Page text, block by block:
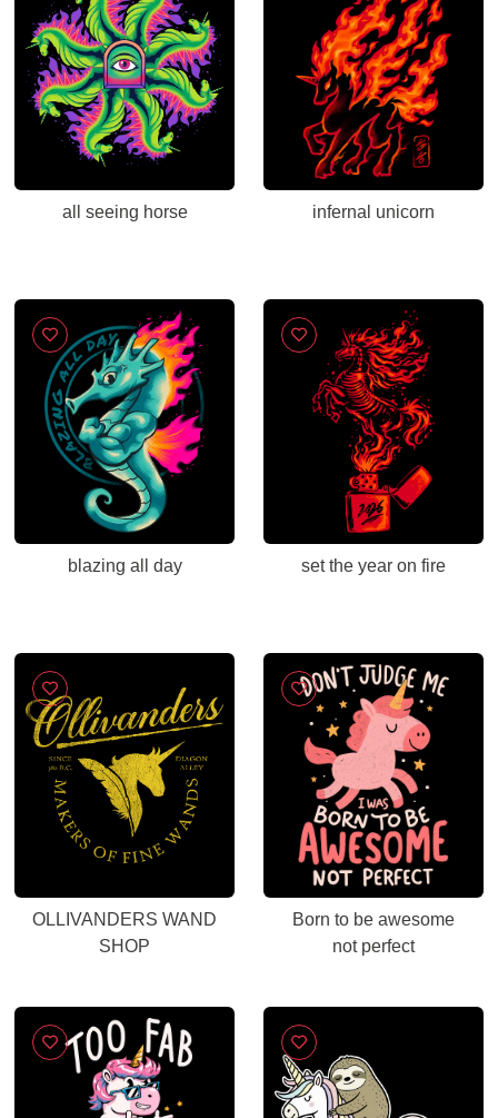
all seeing horse infernal unicorn
blazing all day set the year on fire
OLLIVANDERS WAND
SHOP
Born to be awesome
not perfect